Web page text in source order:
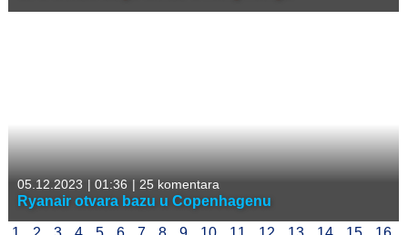
05.12.2023 | 01:36 | 25 komentara
Ryanair otvara bazu u Copenhagenu